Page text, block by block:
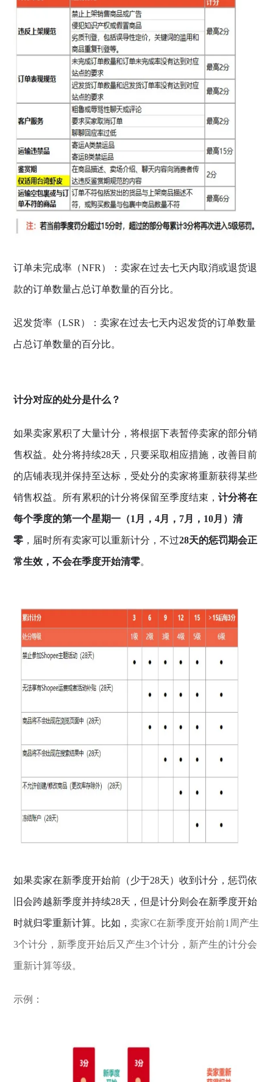
订单未完成率（NFR）：卖家在过去七天内取消或退货退
款的订单数量占总订单数量的百分比。
迟发货率（LSR）：卖家在过去七天内迟发货的订单数量
占总订单数量的百分比。
计分对应的处分是什么？
如果卖家累积了大量计分，将根据下表暂停卖家的部分销
售权益。处分将持续28天，只要采取相应措施，改善目前
的店铺表现并保持至达标，受处分的卖家将重新获得某些
销售权益。所有累积的计分将保留至季度结束， 计分将在
每个季度的第一个星期一（1月，4月，7月，10月）清
零，届时所有卖家可以重新计分，不过28天的惩罚期会正
常生效，不会在季度开始清零。
如果卖家在新季度开始前（少于28天）收到计分，惩罚依
旧会跨越新季度并持续28天，但是计分则会在新季度开始
时就归零重新计算。比如， 卖家C在新季度开始前1周产生
3个计分，新季度开始后又产生3个计分，新产生的计分会
重新计算等级。
示例：